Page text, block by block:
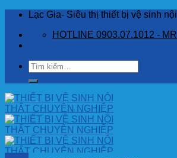
Skip
content
Lạc Gia- Siêu thị thiết bị vệ sinh
HOTLINE 0903.07.1012 -
Tìm
kiếm: